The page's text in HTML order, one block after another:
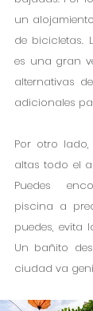
un
de bicicletas.
es una gran
alternativas
adicionales
Por otro
altas todo el
Puedes
piscina a
puedes, evita
Un bañito
ciudad va